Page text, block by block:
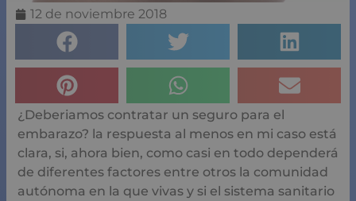
12 de noviembre 2018
¿Deberiamos contratar un seguro para el
embarazo? la respuesta al menos en mi caso está
clara, si, ahora bien, como casi en todo dependerá
de diferentes factores entre otros la comunidad
autónoma en la que vivas y si el sistema sanitario